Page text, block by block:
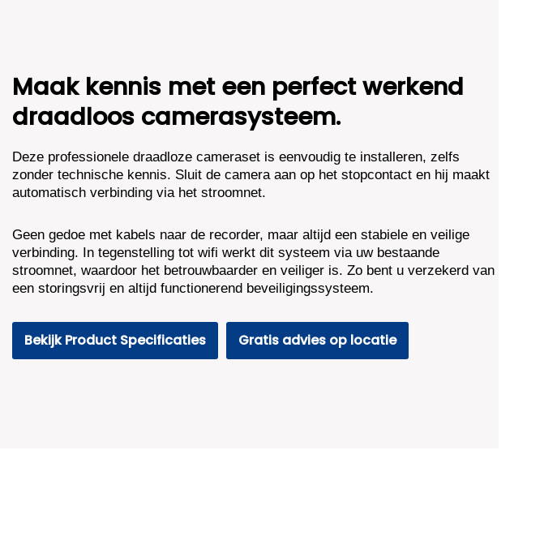
Audio
aantal
Maak kennis met een perfect werkend
draadloos camerasysteem.
Deze professionele draadloze cameraset is eenvoudig te installeren, zelfs
zonder technische kennis. Sluit de camera aan op het stopcontact en hij maakt
automatisch verbinding via het stroomnet.
Geen gedoe met kabels naar de recorder, maar altijd een stabiele en veilige
verbinding. In tegenstelling tot wifi werkt dit systeem via uw bestaande
stroomnet, waardoor het betrouwbaarder en veiliger is. Zo bent u verzekerd van
een storingsvrij en altijd functionerend beveiligingssysteem.
Bekijk Product Specificaties Gratis advies op locatie